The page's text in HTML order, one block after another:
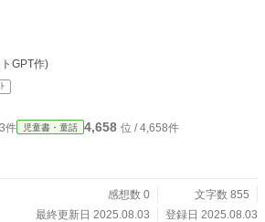
GPT作)
件 児童書・童話 4,658 位 / 4,658件
感想数 0
文字数 855
最終更新日 2025.08.03
登録日 2025.08.03